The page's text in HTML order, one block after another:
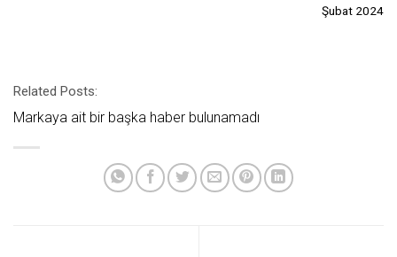
Şubat 2024
Related Posts:
Markaya ait bir başka haber bulunamadı